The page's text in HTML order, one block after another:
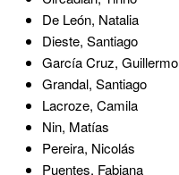
De León, Natalia
Dieste, Santiago
García Cruz, Guillermo
Grandal, Santiago
Lacroze, Camila
Nin, Matías
Pereira, Nicolás
Puentes, Fabiana